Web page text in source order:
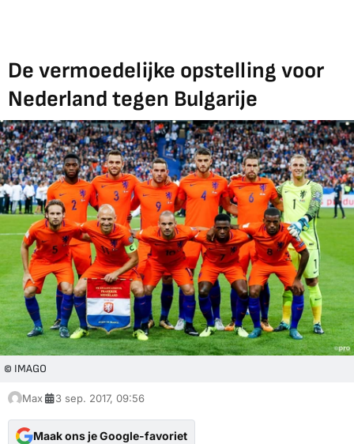
De vermoedelijke opstelling voor
Nederland tegen Bulgarije
© IMAGO
Max 3 sep. 2017, 09:56
Maak ons je Google-favoriet